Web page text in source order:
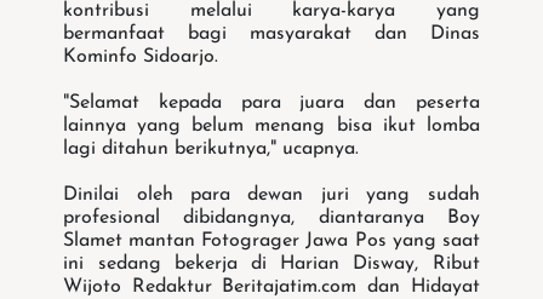
kontribusi melalui karya-karya yang
bermanfaat bagi masyarakat dan Dinas
Kominfo Sidoarjo.
"Selamat kepada para juara dan peserta
lainnya yang belum menang bisa ikut lomba
lagi ditahun berikutnya," ucapnya.
Dinilai oleh para dewan juri yang sudah
profesional dibidangnya, diantaranya Boy
Slamet mantan Fotograger Jawa Pos yang saat
ini sedang bekerja di Harian Disway, Ribut
Wijoto Redaktur Beritajatim.com dan Hidayat